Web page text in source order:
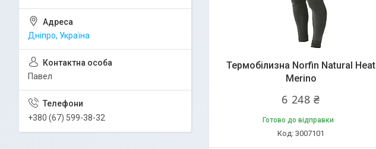
Термобілизна Norfin Natural Heat
Merino
6 248 ₴
Готово до відправки
3007101
Дніпро, Україна
Павел
+380 (67) 599-38-32